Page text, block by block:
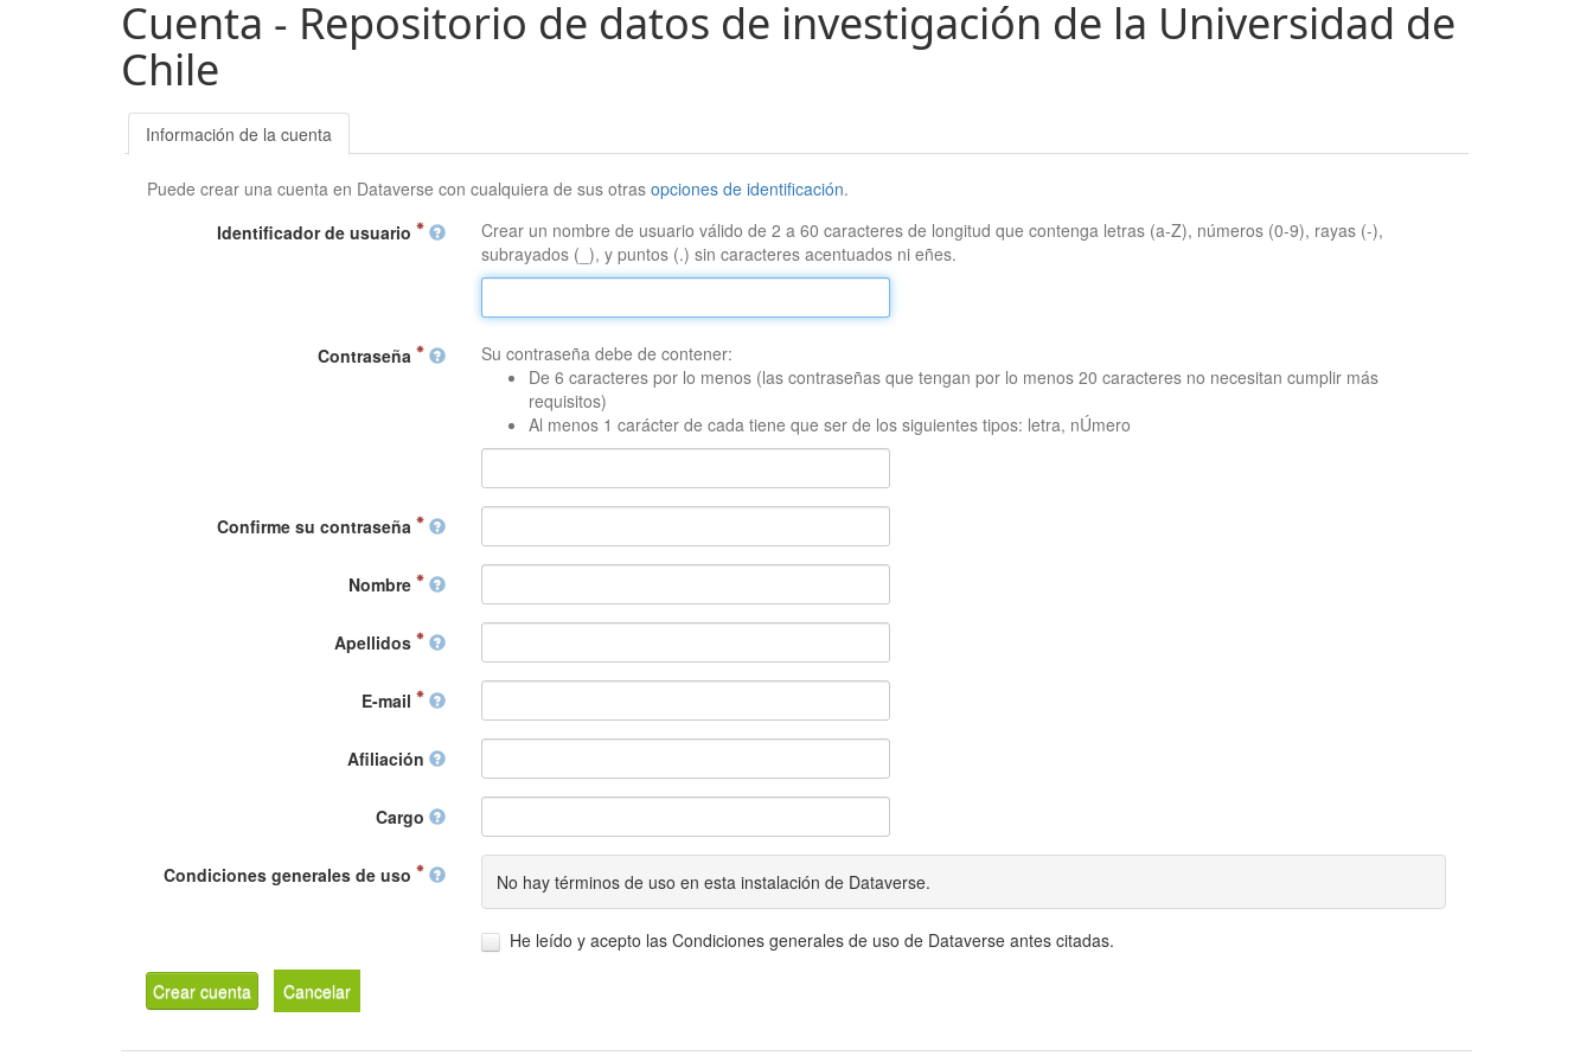
Cuenta - Repositorio de datos de investigación de la Universidad de
Chile
Información de la cuenta
Puede crear una cuenta en Dataverse con cualquiera de sus otrasopciones de identificación.
Identificador de usuario
Crear un nombre de usuario válido de 2 a 60 caracteres de longitud que contenga letras (a-Z), números (0-9), rayas (-),
subrayados (_), y puntos (.) sin caracteres acentuados ni eñes.
Contraseña
Su contraseña debe de contener:
De 6 caracteres por lo menos (las contraseñas que tengan por lo menos 20 caracteres no necesitan cumplir más
requisitos)
Al menos 1 carácter de cada tiene que ser de los siguientes tipos: letra, nÚmero
Confirme su contraseña
Nombre
Apellidos
E-mail
Afiliación
Cargo
Condiciones generales de uso No hay términos de uso en esta instalación de Dataverse.
He leído y acepto las Condiciones generales de uso de Dataverse antes citadas.
Crear cuenta Cancelar